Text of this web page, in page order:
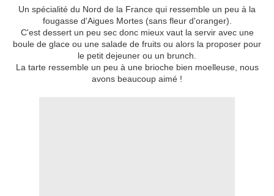
Un spécialité du Nord de la France qui ressemble un peu à la
fougasse d'Aigues Mortes (sans fleur d'oranger).
C'est dessert un peu sec donc mieux vaut la servir avec une
boule de glace ou une salade de fruits ou alors la proposer pour
le petit dejeuner ou un brunch.
La tarte ressemble un peu à une brioche bien moelleuse, nous
avons beaucoup aimé !